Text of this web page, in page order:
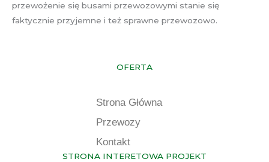
przewożenie się busami przewozowymi stanie się
faktycznie przyjemne i też sprawne przewozowo.
OFERTA
Strona Główna
Przewozy
Kontakt
STRONA INTERETOWA PROJEKT